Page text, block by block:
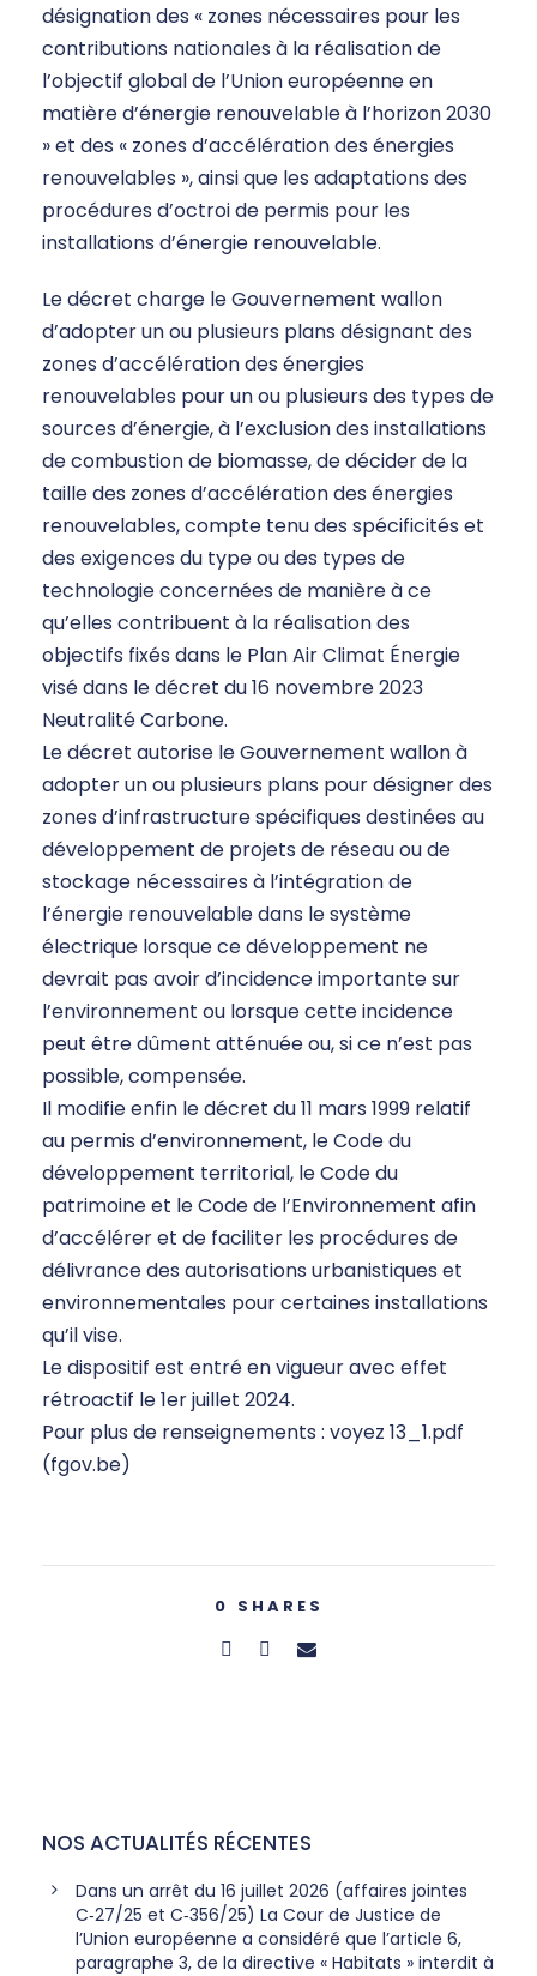
désignation des « zones nécessaires pour les
contributions nationales à la réalisation de
l’objectif global de l’Union européenne en
matière d’énergie renouvelable à l’horizon 2030
» et des « zones d’accélération des énergies
renouvelables », ainsi que les adaptations des
procédures d’octroi de permis pour les
installations d’énergie renouvelable.
Le décret charge le Gouvernement wallon
d’adopter un ou plusieurs plans désignant des
zones d’accélération des énergies
renouvelables pour un ou plusieurs des types de
sources d’énergie, à l’exclusion des installations
de combustion de biomasse, de décider de la
taille des zones d’accélération des énergies
renouvelables, compte tenu des spécificités et
des exigences du type ou des types de
technologie concernées de manière à ce
qu’elles contribuent à la réalisation des
objectifs fixés dans le Plan Air Climat Énergie
visé dans le décret du 16 novembre 2023
Neutralité Carbone.
Le décret autorise le Gouvernement wallon à
adopter un ou plusieurs plans pour désigner des
zones d’infrastructure spécifiques destinées au
développement de projets de réseau ou de
stockage nécessaires à l’intégration de
l’énergie renouvelable dans le système
électrique lorsque ce développement ne
devrait pas avoir d’incidence importante sur
l’environnement ou lorsque cette incidence
peut être dûment atténuée ou, si ce n’est pas
possible, compensée.
Il modifie enfin le décret du 11 mars 1999 relatif
au permis d’environnement, le Code du
développement territorial, le Code du
patrimoine et le Code de l’Environnement afin
d’accélérer et de faciliter les procédures de
délivrance des autorisations urbanistiques et
environnementales pour certaines installations
qu’il vise.
Le dispositif est entré en vigueur avec effet
rétroactif le 1er juillet 2024.
Pour plus de renseignements : voyez 13_1.pdf
(fgov.be)
0 SHARES
NOS ACTUALITÉS RÉCENTES
Dans un arrêt du 16 juillet 2026 (affaires jointes
C‑27/25 et C‑356/25) La Cour de Justice de
l’Union européenne a considéré que l’article 6,
paragraphe 3, de la directive « Habitats » interdit à